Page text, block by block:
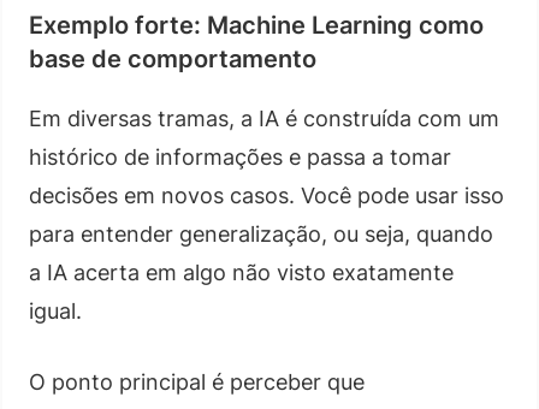
Exemplo forte: Machine Learning como
base de comportamento
Em diversas tramas, a IA é construída com um
histórico de informações e passa a tomar
decisões em novos casos. Você pode usar isso
para entender generalização, ou seja, quando
a IA acerta em algo não visto exatamente
igual.
O ponto principal é perceber que